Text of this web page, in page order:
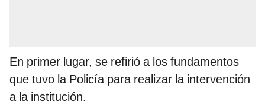
En primer lugar, se refirió a los fundamentos
que tuvo la Policía para realizar la intervención
a la institución.